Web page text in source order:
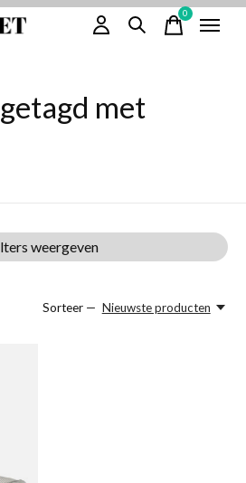
0items
met
weergeven
Sorteer — Nieuwste producten